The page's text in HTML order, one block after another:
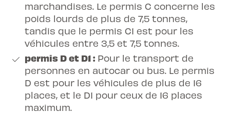
marchandises. Le permis C concerne les
poids lourds de plus de 7,5 tonnes,
tandis que le permis C1 est pour les
véhicules entre 3,5 et 7,5 tonnes.
permis D et D1 : Pour le transport de
personnes en autocar ou bus. Le permis
D est pour les véhicules de plus de 16
places, et le D1 pour ceux de 16 places
maximum.